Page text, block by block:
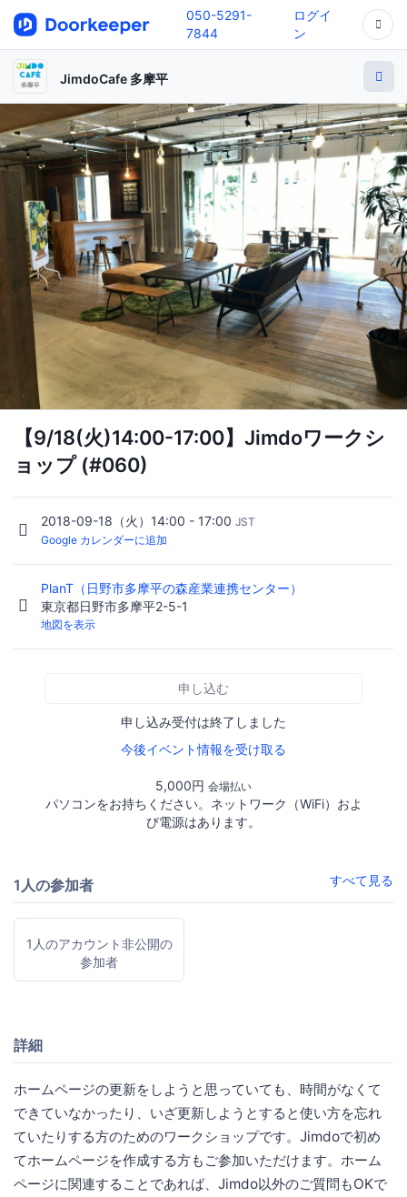
050-5291-
7844
ログイ
ン
JimdoCafe 多摩平
【9/18(火)14:00-17:00】Jimdoワークシ
ョップ (#060)
2018-09-18（火）14:00 - 17:00 JST
Google カレンダーに追加
PlanT（日野市多摩平の森産業連携センター）
東京都日野市多摩平2-5-1
地図を表示
申し込む
申し込み受付は終了しました
今後イベント情報を受け取る
5,000円 会場払い
パソコンをお持ちください。ネットワーク（WiFi）およ
び電源はあります。
1人の参加者 すべて見る
1人のアカウント非公開の
参加者
詳細
ホームページの更新をしようと思っていても、時間がなくて
できていなかったり、いざ更新しようとすると使い方を忘れ
ていたりする方のためのワークショップです。Jimdoで初め
てホームページを作成する方もご参加いただけます。ホーム
ページに関連することであれば、Jimdo以外のご質問もOKで